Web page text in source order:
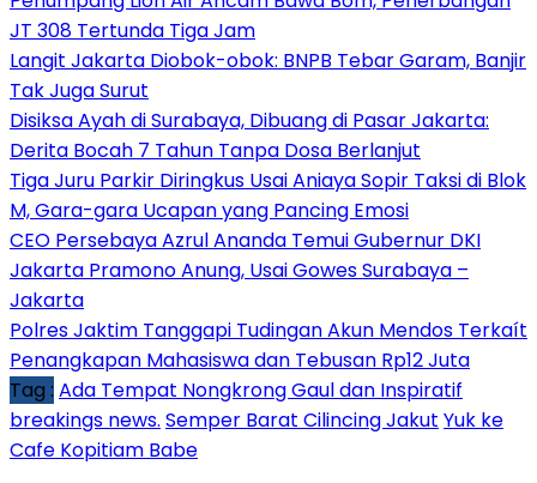
JT 308 Tertunda Tiga Jam
Langit Jakarta Diobok-obok: BNPB Tebar Garam, Banjir
Tak Juga Surut
Disiksa Ayah di Surabaya, Dibuang di Pasar Jakarta:
Derita Bocah 7 Tahun Tanpa Dosa Berlanjut
Tiga Juru Parkir Diringkus Usai Aniaya Sopir Taksi di Blok
M, Gara-gara Ucapan yang Pancing Emosi
CEO Persebaya Azrul Ananda Temui Gubernur DKI
Jakarta Pramono Anung, Usai Gowes Surabaya –
Jakarta
Polres Jaktim Tanggapi Tudingan Akun Mendos Terkaít
Penangkapan Mahasiswa dan Tebusan Rp12 Juta
Tag : Ada Tempat Nongkrong Gaul dan Inspiratif
breakings news. Semper Barat Cilincing Jakut Yuk ke
Cafe Kopitiam Babe